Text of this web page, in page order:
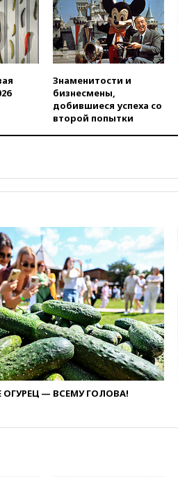
Знаменитости и
бизнесмены,
добившиеся успеха со
второй попытки
ОГУРЕЦ — ВСЕМУ ГОЛОВА!